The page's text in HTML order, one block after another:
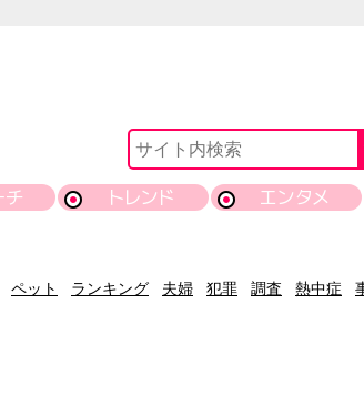
チ トレンド エンタメ
ペット ランキング 夫婦 犯罪 調査 熱中症